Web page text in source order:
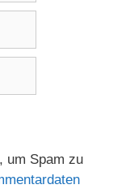
um Spam zu